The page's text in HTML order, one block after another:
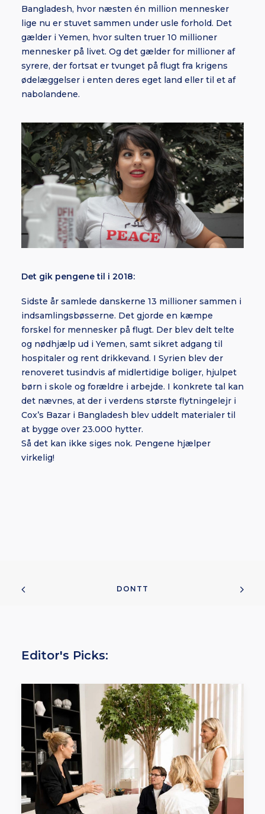
Bangladesh, hvor næsten én million mennesker
lige nu er stuvet sammen under usle forhold. Det
gælder i Yemen, hvor sulten truer 10 millioner
mennesker på livet. Og det gælder for millioner af
syrere, der fortsat er tvunget på flugt fra krigens
ødelæggelser i enten deres eget land eller til et af
nabolandene.
Det gik pengene til i 2018:
Sidste år samlede danskerne 13 millioner sammen i
indsamlingsbøsserne. Det gjorde en kæmpe
forskel for mennesker på flugt. Der blev delt telte
og nødhjælp ud i Yemen, samt sikret adgang til
hospitaler og rent drikkevand. I Syrien blev der
renoveret tusindvis af midlertidige boliger, hjulpet
børn i skole og forældre i arbejde. I konkrete tal kan
det nævnes, at der i verdens største flytningelejr i
Cox’s Bazar i Bangladesh blev uddelt materialer til
at bygge over 23.000 hytter.
Så det kan ikke siges nok. Pengene hjælper
virkelig!
DONTT
Editor's Picks: